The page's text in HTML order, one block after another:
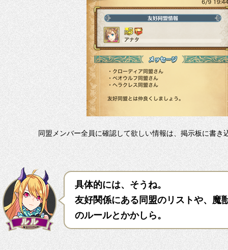
同盟メンバー全員に確認して欲しい情報は、掲示板に書き
具体的には、そうね。
友好関係にある同盟のリストや、魔
のルールとかかしら。